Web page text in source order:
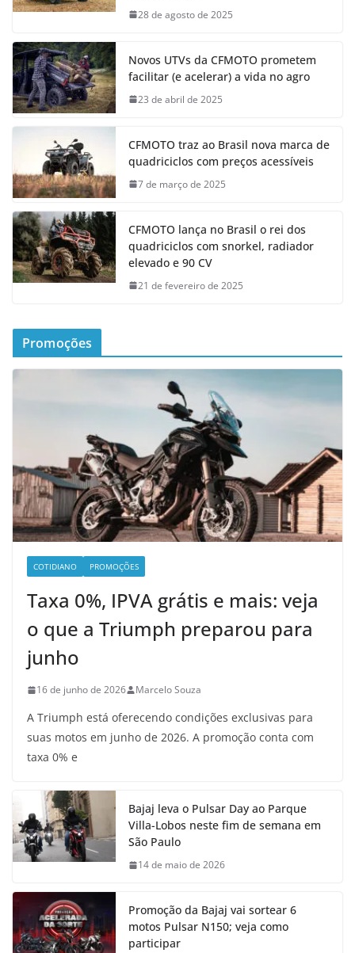
28 de agosto de 2025
Novos UTVs da CFMOTO prometem
facilitar (e acelerar) a vida no agro
23 de abril de 2025
CFMOTO traz ao Brasil nova marca de
quadriciclos com preços acessíveis
7 de março de 2025
CFMOTO lança no Brasil o rei dos
quadriciclos com snorkel, radiador
elevado e 90 CV
21 de fevereiro de 2025
Promoções
COTIDIANO PROMOÇÕES
Taxa 0%, IPVA grátis e mais: veja
o que a Triumph preparou para
junho
16 de junho de 2026 Marcelo Souza
A Triumph está oferecendo condições exclusivas para
suas motos em junho de 2026. A promoção conta com
taxa 0% e
Bajaj leva o Pulsar Day ao Parque
Villa-Lobos neste fim de semana em
São Paulo
14 de maio de 2026
Promoção da Bajaj vai sortear 6
motos Pulsar N150; veja como
participar